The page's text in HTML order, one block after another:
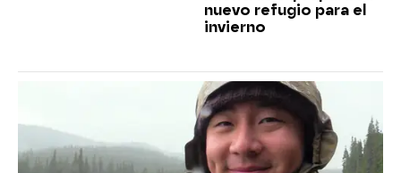
nuevo refugio para el
invierno